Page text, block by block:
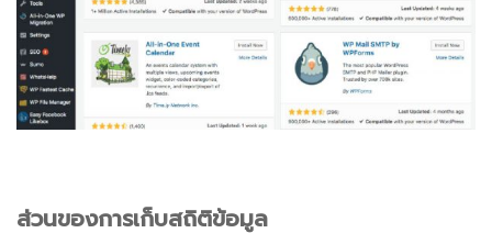
ส่วนของการเก็บสถิติข้อมูล